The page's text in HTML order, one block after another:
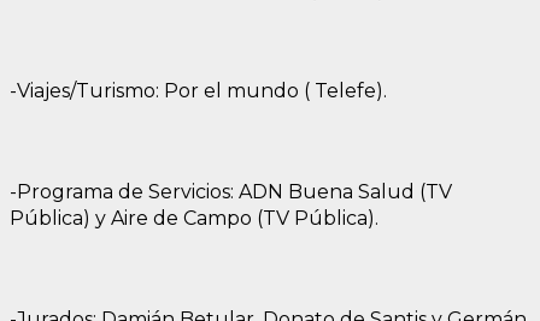
-Viajes/Turismo: Por el mundo ( Telefe).
-Programa de Servicios: ADN Buena Salud (TV
Pública) y Aire de Campo (TV Pública).